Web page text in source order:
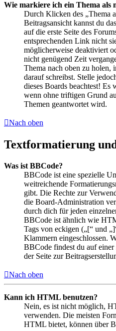
Wie markiere ich ein Thema als
Durch Klicken des „Thema
Beitragsansicht kannst du
auf die erste Seite des
entsprechenden Link nicht
möglicherweise deaktiviert
nicht genügend Zeit
Thema nach oben zu holen,
darauf schreibst. Stelle
dieses Boards beachtest! Es
wenn ohne triftigen Grund
Themen geantwortet wird.
Nach oben
Textformatierung
Was ist BBCode?
BBCode ist eine spezielle
weitreichende
gibt. Die Rechte zur
die Board-Administration
durch dich für jeden
BBCode ist ähnlich wie
Tags von eckigen („[“ und
Klammern eingeschlossen.
BBCode findest du auf
der Seite zur
Nach oben
Kann ich HTML benutzen?
Nein, es ist nicht möglich,
verwenden. Die meisten
HTML bietet, können über